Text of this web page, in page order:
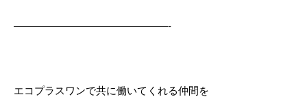
———————————————-
エコプラスワンで共に働いてくれる仲間を